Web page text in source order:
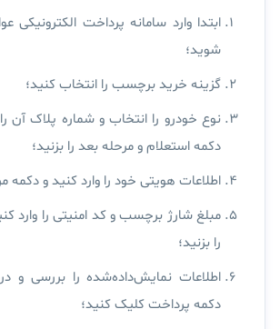
ابتدا وارد سامانه پرداخت
شوید؛
گزینه خرید برچسب را انتخاب کنید؛
نوع خودرو را انتخاب و شماره پلاک آن
دکمه استعلام و مرحله بعد را بزنید؛
اطلاعات هویتی خود را وارد کنید و دکمه
مبلغ شارژ برچسب و کد امنیتی را وارد
را بزنید؛
اطلاعات نمایش‌داده‌شده را بررسی و
دکمه پرداخت کلیک کنید؛